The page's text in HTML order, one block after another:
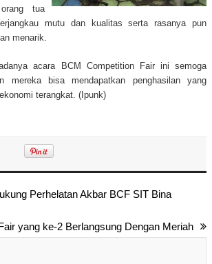
tua
mutu dan kualitas serta rasanya pun
menarik.
acara BCM Competition Fair ini semoga
mereka bisa mendapatkan penghasilan yang
terangkat. (Ipunk)
Perhelatan Akbar BCF SIT Bina
yang ke-2 Berlangsung Dengan Meriah